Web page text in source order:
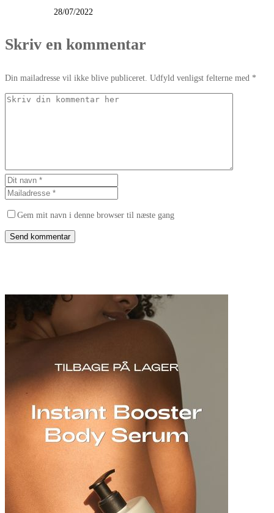
28/07/2022
Skriv en kommentar
Din mailadresse vil ikke blive publiceret. Udfyld venligst felterne med *
Gem mit navn i denne browser til næste gang